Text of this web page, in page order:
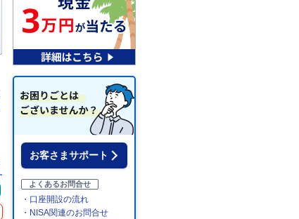
お客さまサポート
よくあるお問合せ
・口座開設の流れ
・NISA関連のお問合せ